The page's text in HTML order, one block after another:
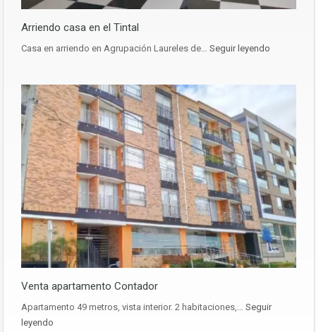
Arriendo casa en el Tintal
Casa en arriendo en Agrupación Laureles de… Seguir leyendo
Venta apartamento Contador
Apartamento 49 metros, vista interior. 2 habitaciones,… Seguir
leyendo